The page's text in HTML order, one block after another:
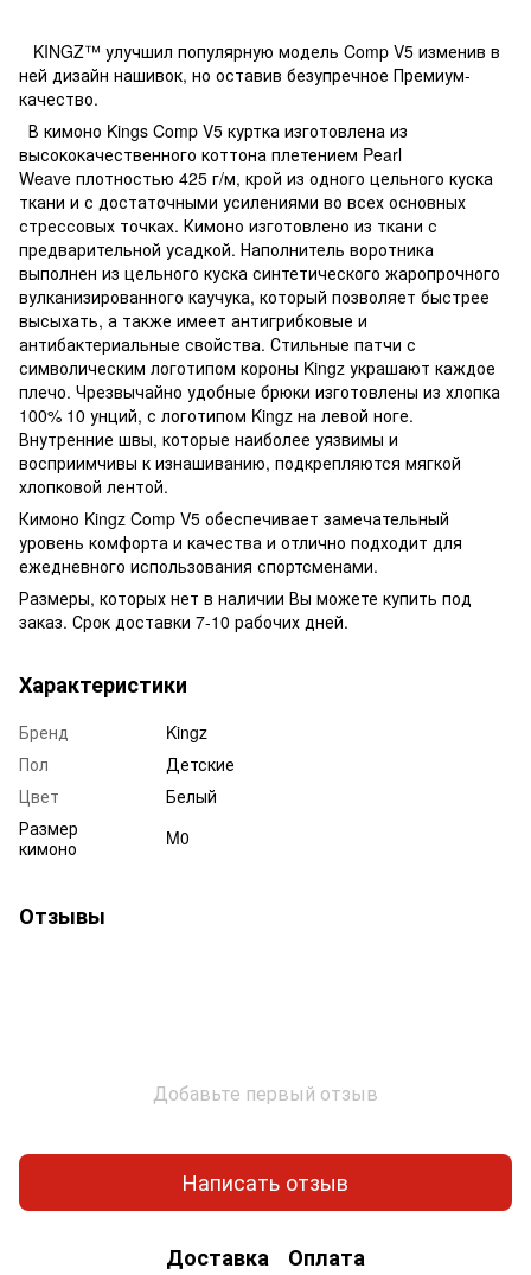
KINGZ™ улучшил популярную модель Comp V5 изменив в
ней дизайн нашивок, но оставив безупречное Премиум-
качество.
В кимоно Kings Comp V5 куртка изготовлена из
высококачественного коттона плетением Pearl
Weave плотностью 425 г/м, крой из одного цельного куска
ткани и с достаточными усилениями во всех основных
стрессовых точках. Кимоно изготовлено из ткани с
предварительной усадкой. Наполнитель воротника
выполнен из цельного куска синтетического жаропрочного
вулканизированного каучука, который позволяет быстрее
высыхать, а также имеет антигрибковые и
антибактериальные свойства. Стильные патчи с
символическим логотипом короны Kingz украшают каждое
плечо. Чрезвычайно удобные брюки изготовлены из хлопка
100% 10 унций, с логотипом Kingz на левой ноге.
Внутренние швы, которые наиболее уязвимы и
восприимчивы к изнашиванию, подкрепляются мягкой
хлопковой лентой.
Кимоно Kingz Comp V5 обеспечивает замечательный
уровень комфорта и качества и отлично подходит для
ежедневного использования спортсменами.
Размеры, которых нет в наличии Вы можете купить под
заказ. Срок доставки 7-10 рабочих дней.
Характеристики
Бренд
Kingz
Пол
Детские
Цвет
Белый
Размер
кимоно
M0
Отзывы
Добавьте первый отзыв
Написать отзыв
Доставка Оплата